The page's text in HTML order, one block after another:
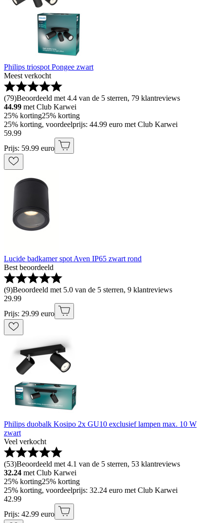
Philips triospot Pongee zwart
Meest verkocht
(79)Beoordeeld met 4.4 van de 5 sterren, 79 klantreviews
44.99 met Club Karwei
25% korting25% korting
25% korting, voordeelprijs: 44.99 euro met Club Karwei
59.99
Prijs: 59.99 euro
Lucide badkamer spot Aven IP65 zwart rond
Best beoordeeld
(9)Beoordeeld met 5.0 van de 5 sterren, 9 klantreviews
29.99
Prijs: 29.99 euro
Philips duobalk Kosipo 2x GU10 exclusief lampen max. 10 W
zwart
Veel verkocht
(53)Beoordeeld met 4.1 van de 5 sterren, 53 klantreviews
32.24 met Club Karwei
25% korting25% korting
25% korting, voordeelprijs: 32.24 euro met Club Karwei
42.99
Prijs: 42.99 euro